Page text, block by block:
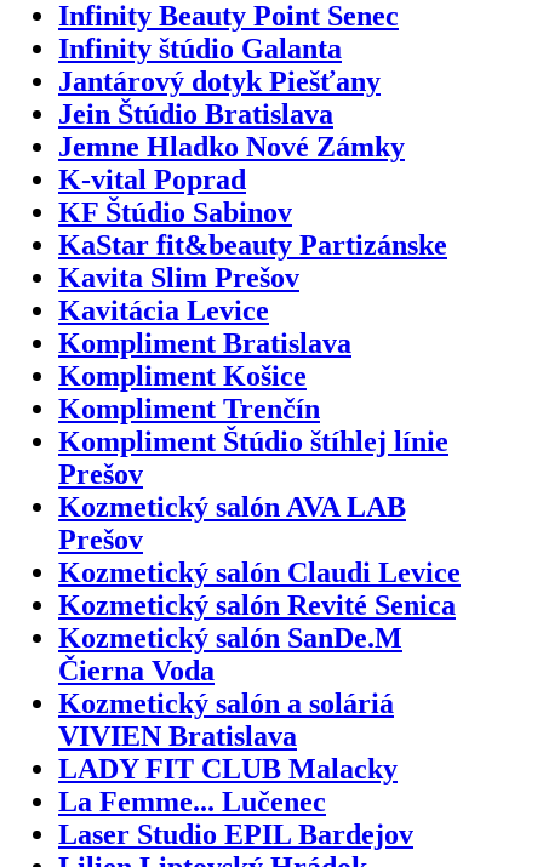
Infinity Beauty Point Senec
Infinity štúdio Galanta
Jantárový dotyk Piešťany
Jein Štúdio Bratislava
Jemne Hladko Nové Zámky
K-vital Poprad
KF Štúdio Sabinov
KaStar fit&beauty Partizánske
Kavita Slim Prešov
Kavitácia Levice
Kompliment Bratislava
Kompliment Košice
Kompliment Trenčín
Kompliment Štúdio štíhlej línie
Prešov
Kozmetický salón AVA LAB
Prešov
Kozmetický salón Claudi Levice
Kozmetický salón Revité Senica
Kozmetický salón SanDe.M
Čierna Voda
Kozmetický salón a soláriá
VIVIEN Bratislava
LADY FIT CLUB Malacky
La Femme... Lučenec
Laser Studio EPIL Bardejov